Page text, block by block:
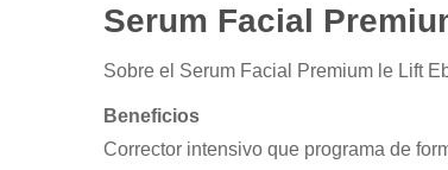
Serum Facial
Sobre el Serum Facial Premium le Lift
Beneficios
Corrector intensivo que programa de